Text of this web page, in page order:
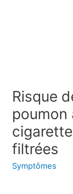
Risque
poumon
filtrées
Symptômes